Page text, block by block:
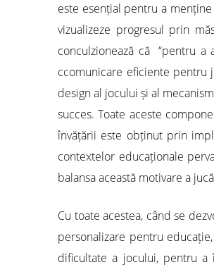
este esențial pentru a
vizualizeze progresul prin
conculzionează că “pentru a
ccomunicare eficiente pentru
design al jocului și al
succes. Toate aceste
învățării este obținut prin
contextelor educaționale
balansa această motivare a
Cu toate acestea, când se
personalizare pentru
dificultate a jocului, pentru a